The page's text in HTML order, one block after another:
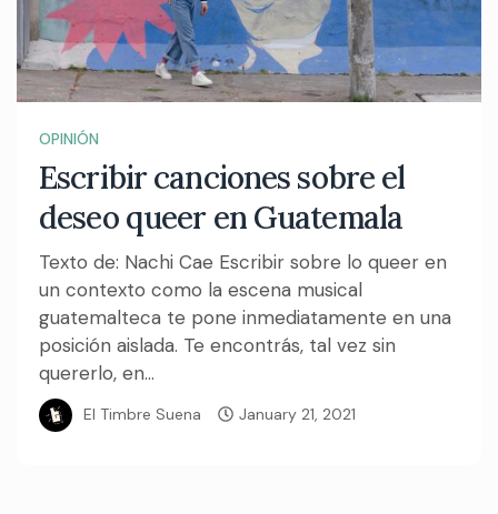
OPINIÓN
Escribir canciones sobre el
deseo queer en Guatemala
Texto de: Nachi Cae Escribir sobre lo queer en
un contexto como la escena musical
guatemalteca te pone inmediatamente en una
posición aislada. Te encontrás, tal vez sin
quererlo, en...
El Timbre Suena January 21, 2021